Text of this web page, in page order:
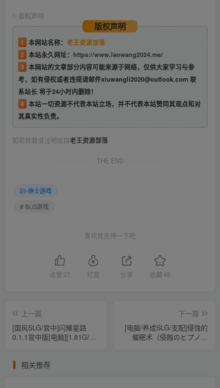
© 版权声明
版权声明
1 本网站名称： 老王资源部落
2 本站永久网址： https://www.laowang2024.me/
3 本网站的文章部分内容可能来源于网络，仅供大家学习与参
考，如有侵权或者违规请邮件xiuwangli2020@outlook.com 联
系站长 将于24小时内删除！
4 本站一切资源不代表本站立场，并不代表本站赞同其观点和对
其真实性负责。
如若转载请注明出自老王资源部落
THE END
绅士游戏
# SLG游戏
喜欢就支持一下吧
点赞 27 打赏 分享 收藏45
上一篇
[国风SLG/官中]闪耀星路
0.1.1官中版[电脑][1.81G/百
下一篇
[电脑/养成SLG/支配]侵蚀的
催眠术（侵蝕のヒプノシ
相关推荐